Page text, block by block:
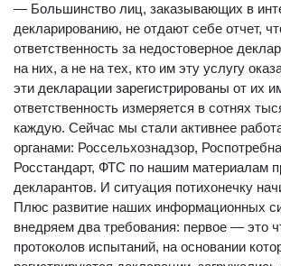
— Большинство лиц, заказывающих в
декларированию, не отдают себе отчет,
ответственность за недостоверное
на них, а не на тех, кто им эту услугу
эти декларации зарегистрированы от их
ответственность измеряется в сотнях
каждую. Сейчас мы стали активнее
органами: Россельхознадзор,
Росстандарт, ФТС по нашим материалам
декларантов. И ситуация потихонечку
Плюс развитие наших информационных
внедряем два требования: первое — это
протоколов испытаний, на основании